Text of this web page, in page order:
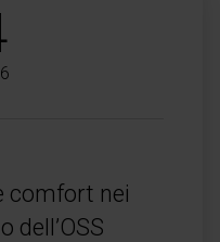
comfort nei
dell’OSS